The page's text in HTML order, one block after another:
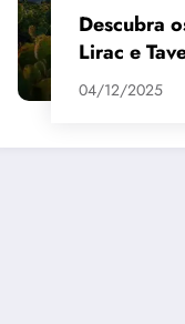
Descubra
Lirac e
04/12/2025